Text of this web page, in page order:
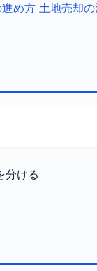
め方 土地売却
分ける